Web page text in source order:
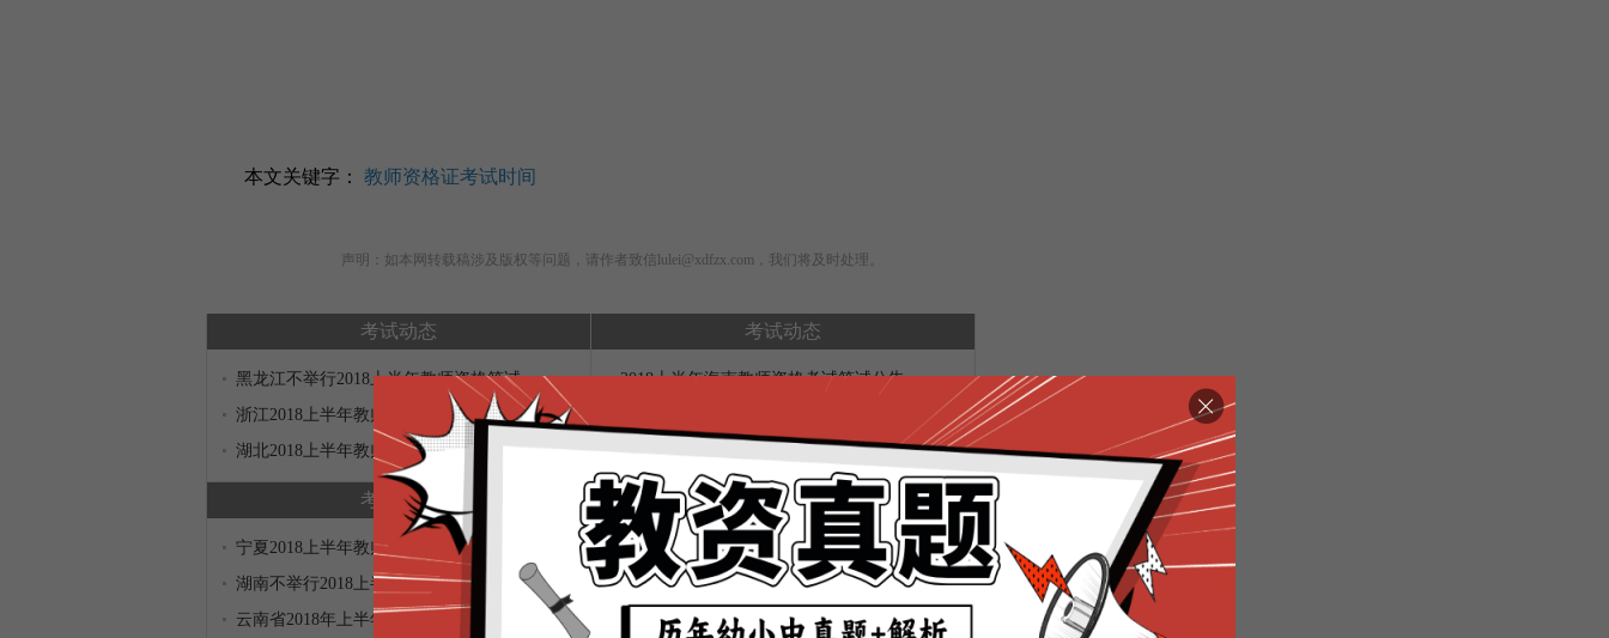
本文关键字： 教师资格证考试时间
声明：如本网转载稿涉及版权等问题，请作者致信lulei@xdfzx.com，我们将及时处理。
考试动态
黑龙江不举行2018上半年教师资格笔试
浙江2018上半年教师资格笔试报名公告
湖北2018上半年教师资格笔试报名公告
考试动态
2018上半年海南教师资格考试笔试公告
青海不举行2018上半年教师资格笔试公告
考试动态
宁夏2018上半年教师资格考试笔试公告
湖南不举行2018上半年教师资格笔试
云南省2018年上半年教师资格考试通告
考试动态
山东2018上半年教师资格笔试考试公告
山西不举行2018年上半年教师资格考试
四川2018年上半年不开考教师资格考试